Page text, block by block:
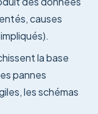
causes
la base
pannes
les schémas